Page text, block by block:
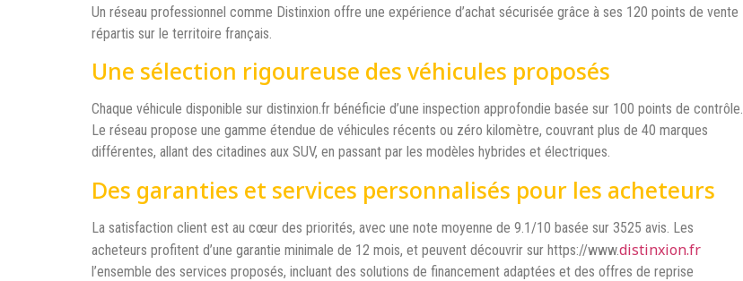
Un réseau professionnel comme Distinxion offre une expérience d’achat sécurisée grâce à ses 120 points de vente
répartis sur le territoire français.
Une sélection rigoureuse des véhicules proposés
Chaque véhicule disponible sur distinxion.fr bénéficie d’une inspection approfondie basée sur 100 points de contrôle.
Le réseau propose une gamme étendue de véhicules récents ou zéro kilomètre, couvrant plus de 40 marques
différentes, allant des citadines aux SUV, en passant par les modèles hybrides et électriques.
Des garanties et services personnalisés pour les acheteurs
La satisfaction client est au cœur des priorités, avec une note moyenne de 9.1/10 basée sur 3525 avis. Les
acheteurs profitent d’une garantie minimale de 12 mois, et peuvent découvrir sur https://www.distinxion.fr
l’ensemble des services proposés, incluant des solutions de financement adaptées et des offres de reprise